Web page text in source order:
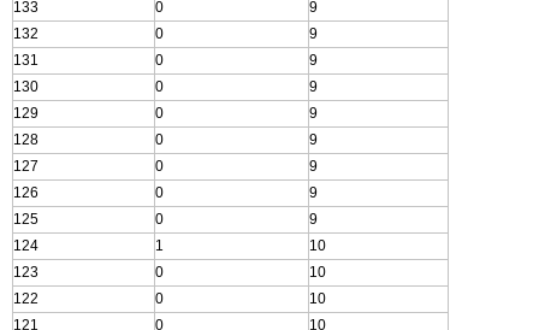
133
0
9
132
0
9
131
0
9
130
0
9
129
0
9
128
0
9
127
0
9
126
0
9
125
0
9
124
1
10
123
0
10
122
0
10
121
0
10